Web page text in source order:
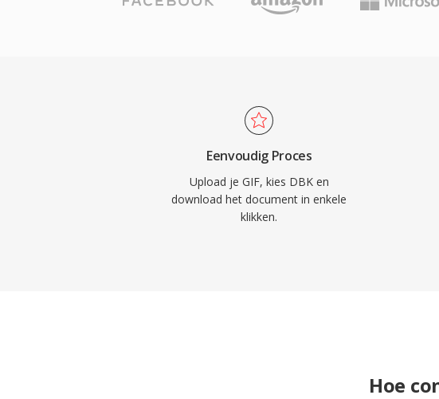
Eenvoudig Proces
Upload je GIF, kies DBK en
download het document in enkele
klikken.
Hoe